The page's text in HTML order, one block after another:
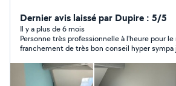
Mr vigneron
Dernier avis laissé par Dupire : 5/5
Il y a plus de 6 mois
Personne très professionnelle à l'heure pour
franchement de très bon conseil hyper sympa
pointe plus chère que mon autre devis dommage mais je
recommande cette personne.